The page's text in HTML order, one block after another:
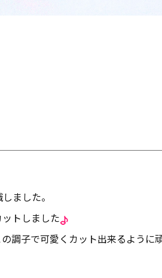
ました。
トしました
調子で可愛くカット出来るように